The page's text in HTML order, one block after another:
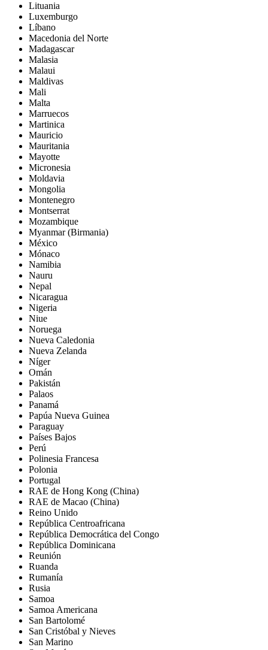
Lituania
Luxemburgo
Líbano
Macedonia del Norte
Madagascar
Malasia
Malaui
Maldivas
Mali
Malta
Marruecos
Martinica
Mauricio
Mauritania
Mayotte
Micronesia
Moldavia
Mongolia
Montenegro
Montserrat
Mozambique
Myanmar (Birmania)
México
Mónaco
Namibia
Nauru
Nepal
Nicaragua
Nigeria
Niue
Noruega
Nueva Caledonia
Nueva Zelanda
Níger
Omán
Pakistán
Palaos
Panamá
Papúa Nueva Guinea
Paraguay
Países Bajos
Perú
Polinesia Francesa
Polonia
Portugal
RAE de Hong Kong (China)
RAE de Macao (China)
Reino Unido
República Centroafricana
República Democrática del Congo
República Dominicana
Reunión
Ruanda
Rumanía
Rusia
Samoa
Samoa Americana
San Bartolomé
San Cristóbal y Nieves
San Marino